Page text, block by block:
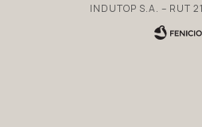
INDUTOP S.A. – RUT